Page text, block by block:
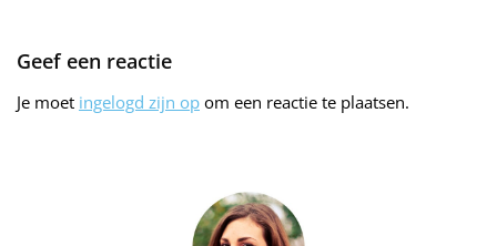
Geef een reactie
Je moet ingelogd zijn op om een reactie te plaatsen.